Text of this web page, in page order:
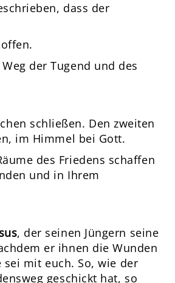
dass der
der Tugend und des
schließen. Den zweiten
im Himmel bei Gott.
des Friedens schaffen
und in Ihrem
, der seinen Jüngern seine
er ihnen die Wunden
sei mit euch. So, wie der
geschickt hat, so